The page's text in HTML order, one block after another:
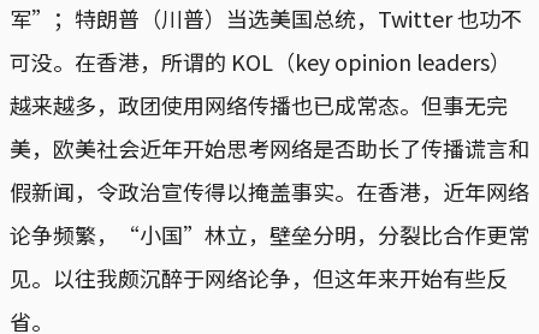
军”；特朗普（川普）当选美国总统，Twitter 也功不
可没。在香港，所谓的 KOL（key opinion leaders）
越来越多，政团使用网络传播也已成常态。但事无完
美，欧美社会近年开始思考网络是否助长了传播谎言和
假新闻，令政治宣传得以掩盖事实。在香港，近年网络
论争频繁，“小国”林立，壁垒分明，分裂比合作更常
见。以往我颇沉醉于网络论争，但这年来开始有些反
省。